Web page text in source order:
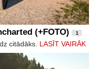
(+FOTO) 1
citādāks. LASĪT VAIRĀK